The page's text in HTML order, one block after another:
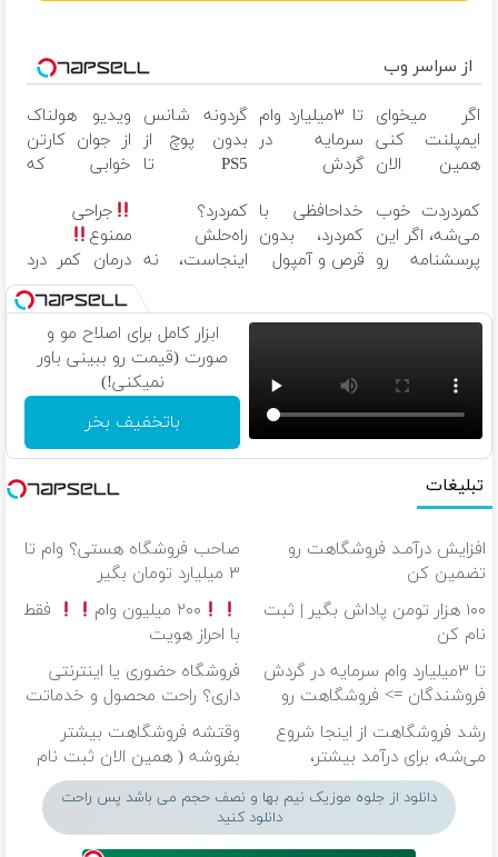
از سراسر وب
اگر میخوای
ایمپلنت کنی
همین الان
با ۲۵ میلیون
تومان!!!
تا ۳میلیارد وام
سرمایه در
گردش
فروشگاهت رو
ثبت کن
گردونه شانس
بدون پوچ از
PS5 تا
بیت کوین
ویدیو هولناک
از جوان کارتن
خوابی که
آموزش رایگان
کمردردت خوب
می‌شه، اگر این
پرسشنامه رو
خداحافظی با
کمردرد، بدون
قرص و آمپول
کمردرد؟
راه‌حلش
اینجاست، نه
جراحی
ممنوع
درمان کمر درد
بدون جراحی و
دوره نقاهت
ابزار کامل برای اصلاح مو و
صورت (قیمت رو ببینی باور
نمیکنی!)
باتخفیف بخر
تبلیغات
افزایش درآمـد فروشگاهت رو
تضمین کن
صاحب فروشگاه هستی؟ وام تا
۳ میلیارد تومان بگیر
۱۰۰ هزار تومن پاداش بگیر | ثبت
نام کن
۲۰۰ میلیون وام
فقط
با احراز هویت
تا ۳میلیارد وام سرمایه در گردش
فروشندگان => فروشگاهت رو
ثبت کن
فروشگاه حضوری یا اینترنتی
داری؟ راحت محصول و خدماتت
رو بفروش
رشد فروشگاهت از اینجا شروع
می‌شه، برای درآمد بیشتر،
آماده‌ای؟
وقتشه فروشگاهت بیشتر
بفروشه ( همین الان ثبت نام
کن )
دانلود از جلوه موزیک نیم بها و نصف حجم می باشد پس راحت
دانلود کنید